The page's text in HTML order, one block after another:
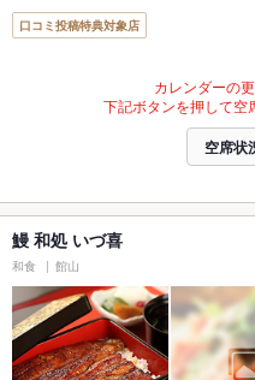
口コミ投稿特典対象店
カレンダーの
下記ボタンを押して空
空席状
鰻 和処 いづ喜
和食 館山